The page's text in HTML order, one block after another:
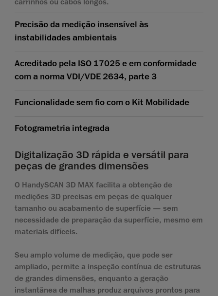
carrinhos ou cabos longos.
Precisão da medição insensível às
instabilidades ambientais
Acreditado pela ISO 17025 e em conformidade
com a norma VDI/VDE 2634, parte 3
Funcionalidade sem fio com o Kit Mobilidade
Fotogrametria integrada
Digitalização 3D rápida e versátil para
peças de grandes dimensões
O HandySCAN 3D MAX facilita a obtenção de
medições 3D precisas em peças de qualquer
tamanho ou acabamento de superfície — sem
necessidade de preparação da superfície, mesmo em
materiais difíceis.
Seu amplo volume de medição, que pode ser
ampliado, permite a inspeção contínua de estruturas
de grandes dimensões, enquanto a geração
instantânea de malhas produz arquivos prontos para